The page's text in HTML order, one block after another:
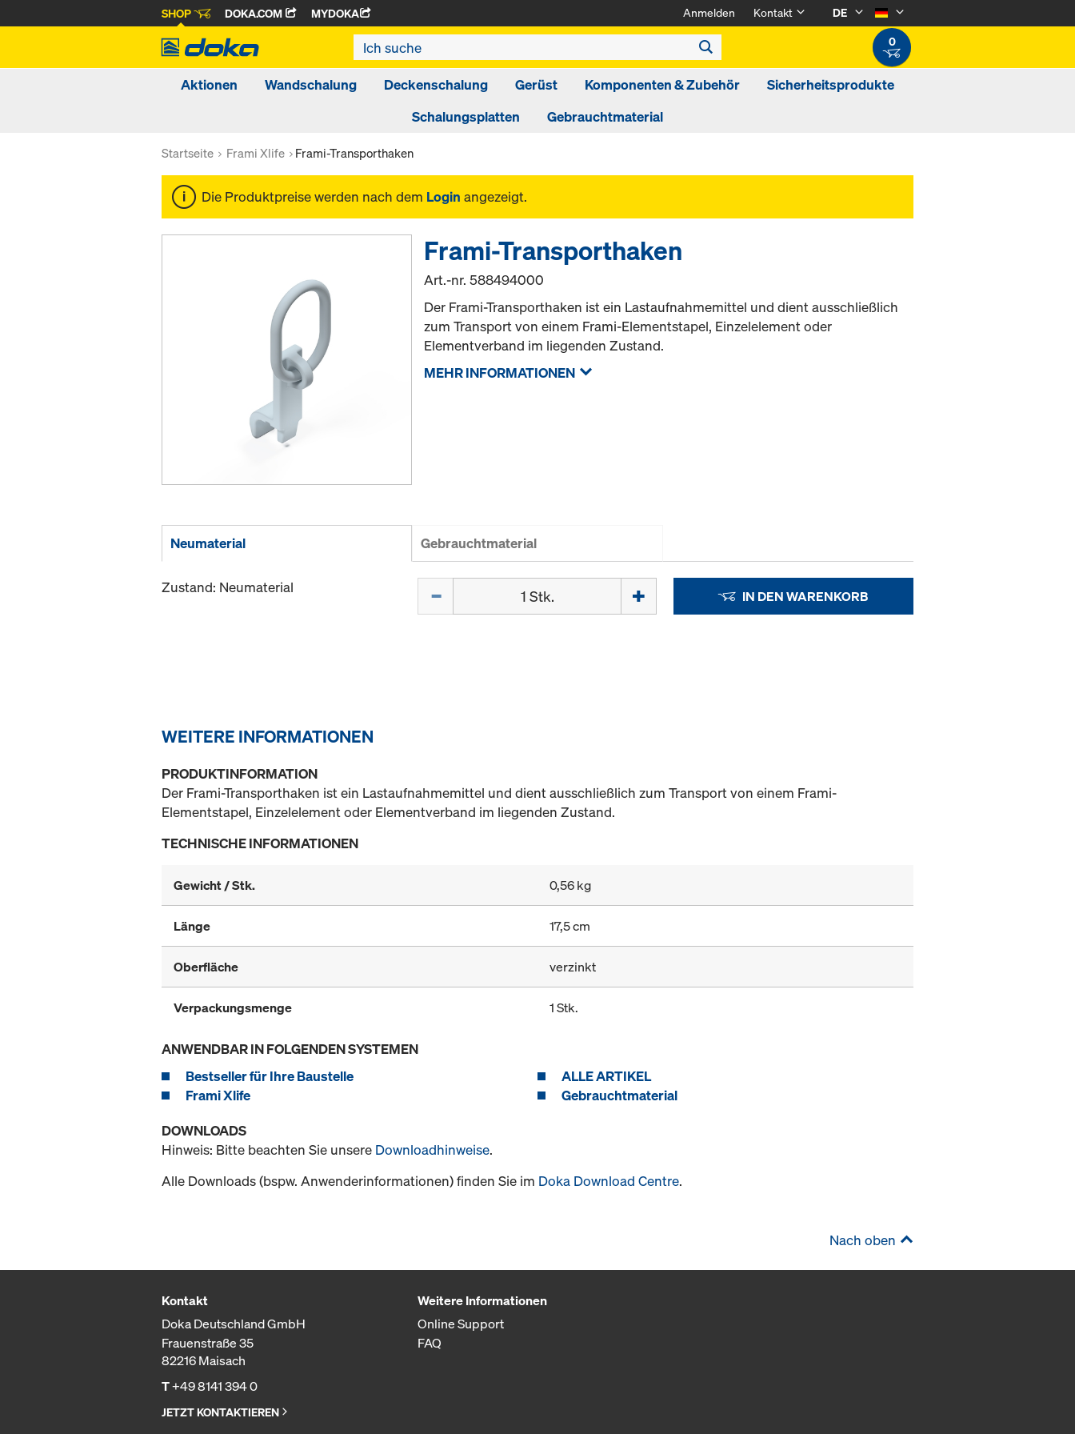
SHOP DOKA.COM MYDOKA Anmelden Kontakt
DE
0
Aktionen Wandschalung Deckenschalung Gerüst Komponenten & Zubehör
Sicherheitsprodukte
Schalungsplatten
Gebrauchtmaterial
Startseite Frami Xlife Frami-Transporthaken
Die Produktpreise werden nach dem Login angezeigt.
Frami-Transporthaken
Art.-nr.588494000
Der Frami-Transporthaken ist ein Lastaufnahmemittel und dient ausschließlich
zum Transport von einem Frami-Elementstapel, Einzelelement oder
Elementverband im liegenden Zustand.
MEHR INFORMATIONEN
Neumaterial Gebrauchtmaterial
Zustand: Neumaterial IN DEN WARENKORB
WEITERE INFORMATIONEN
PRODUKTINFORMATION
Der Frami-Transporthaken ist ein Lastaufnahmemittel und dient ausschließlich zum Transport von einem Frami-
Elementstapel, Einzelelement oder Elementverband im liegenden Zustand.
TECHNISCHE INFORMATIONEN
Gewicht / Stk. 0,56 kg
Länge 17,5 cm
Oberfläche verzinkt
Verpackungsmenge 1 Stk.
ANWENDBAR IN FOLGENDEN SYSTEMEN
Bestseller für Ihre Baustelle
ALLE ARTIKEL
Frami Xlife
Gebrauchtmaterial
DOWNLOADS
Hinweis: Bitte beachten Sie unsere Downloadhinweise.
Alle Downloads (bspw. Anwenderinformationen) finden Sie im Doka Download Centre.
Nach oben
Kontakt
Doka Deutschland GmbH
Frauenstraße 35
82216 Maisach
T+49 8141 394 0
JETZT KONTAKTIEREN
Weitere Informationen
Online Support
FAQ